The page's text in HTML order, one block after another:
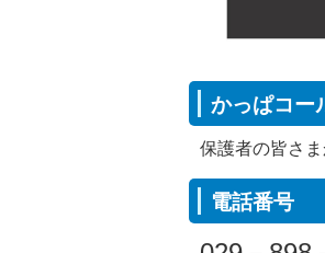
かっぱコー
保護者の皆さ
電話番号